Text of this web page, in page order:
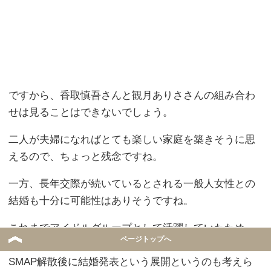
ですから、香取慎吾さんと観月ありささんの組み合わ
せは見ることはできないでしょう。
二人が夫婦になればとても楽しい家庭を築きそうに思
えるので、ちょっと残念ですね。
一方、長年交際が続いているとされる一般人女性との
結婚も十分に可能性はありそうですね。
これまでアイドルグループとして活躍していたため、
結婚に対する制約もある程度あったでしょうから、
SMAP解散後に結婚発表という展開というのも考えら
ページトップへ